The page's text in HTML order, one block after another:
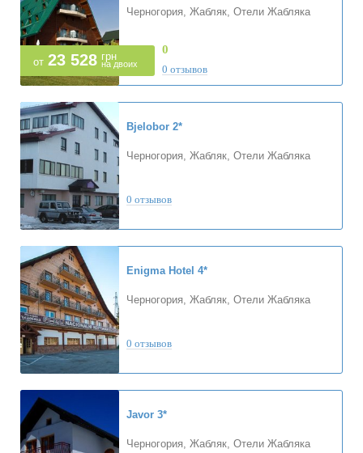
от 23 528 грн
на двоих
Черногория, Жабляк, Отели Жабляка
0
0 отзывов
Bjelobor 2*
Черногория, Жабляк, Отели Жабляка
0 отзывов
Enigma Hotel 4*
Черногория, Жабляк, Отели Жабляка
0 отзывов
Javor 3*
Черногория, Жабляк, Отели Жабляка